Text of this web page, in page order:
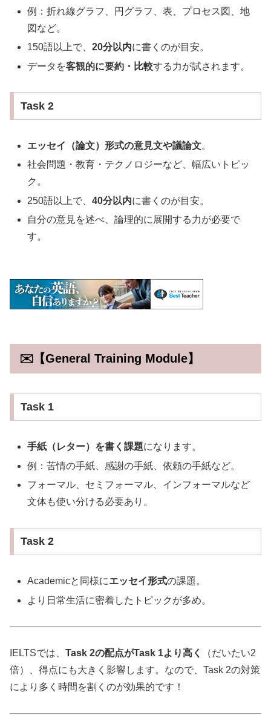
例：折れ線グラフ、円グラフ、表、プロセス図、地
図など。
150語以上で、20分以内に書くのが目安。
データを客観的に要約・比較する力が試されます。
Task 2
エッセイ（論文）形式の意見文や議論文。
社会問題・教育・テクノロジーなど、幅広いトピッ
ク。
250語以上で、40分以内に書くのが目安。
自分の意見を述べ、論理的に展開する力が必要で
す。
✉️【General Training Module】
Task 1
手紙（レター）を書く課題になります。
例：苦情の手紙、感謝の手紙、依頼の手紙など。
フォーマル、セミフォーマル、インフォーマルなど
文体も使い分ける必要あり。
Task 2
Academicと同様にエッセイ形式の課題。
より日常生活に密着したトピックが多め。
IELTSでは、 Task 2の配点がTask 1より高く
（だいたい2
倍）、得点にも大きく影響します。なので、Task 2の対策
により多く時間を割くのが効果的です！